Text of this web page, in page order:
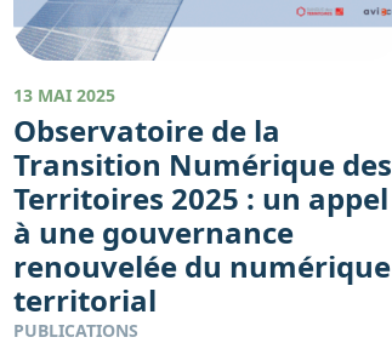
13 MAI 2025
Observatoire de la
Transition Numérique des
Territoires 2025 : un appel
à une gouvernance
renouvelée du numérique
territorial
PUBLICATIONS